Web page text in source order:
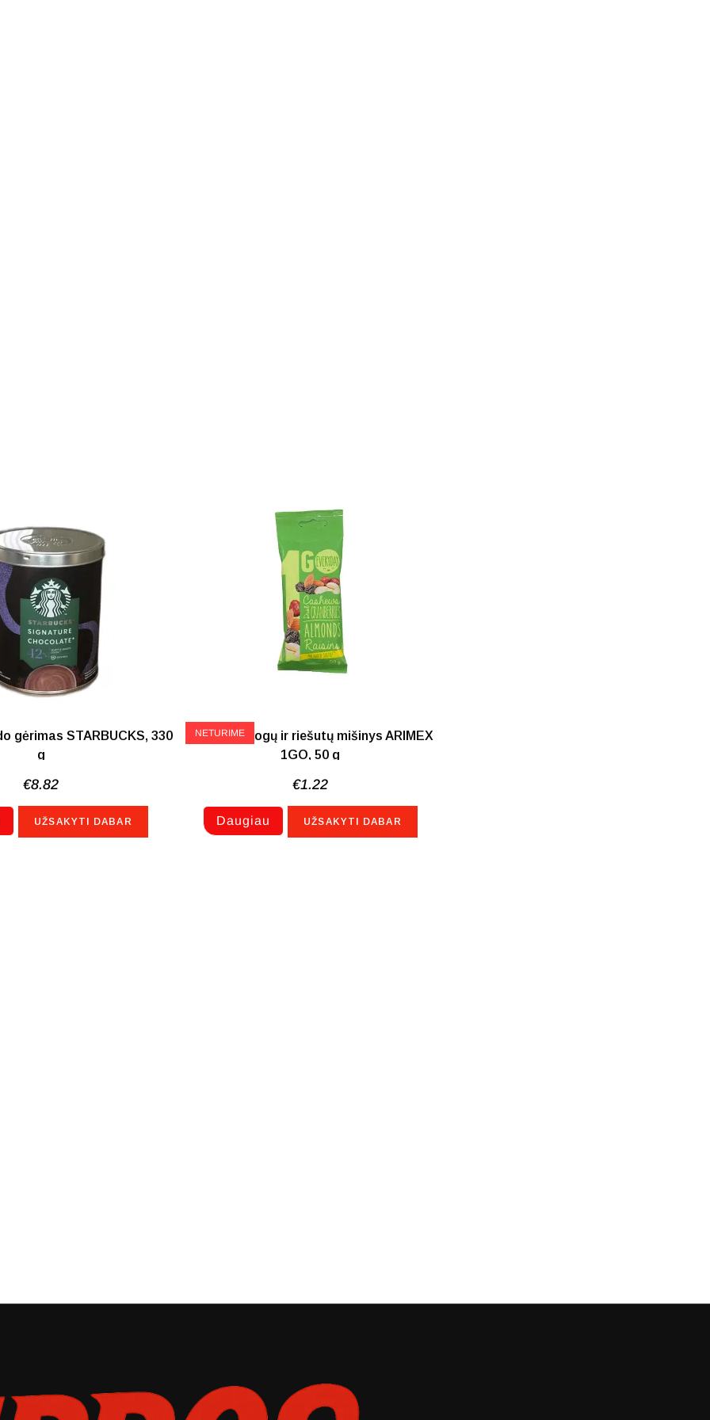
gėrimas STARBUCKS, 330
g
€8.82
UŽSAKYTI DABAR
NETURIME
Džiovintų uogų ir riešutų mišinys ARIMEX
1GO, 50 g
€1.22
Daugiau UŽSAKYTI DABAR